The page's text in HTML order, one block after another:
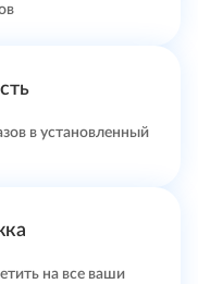
в установленный
на все ваши